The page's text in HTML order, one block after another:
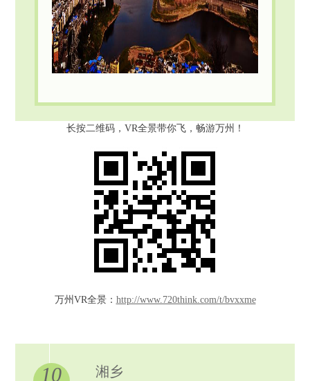
长按二维码，VR全景带你飞，畅游万州！
万州VR全景： http://www.720think.com/t/bvxxme
10 湘乡